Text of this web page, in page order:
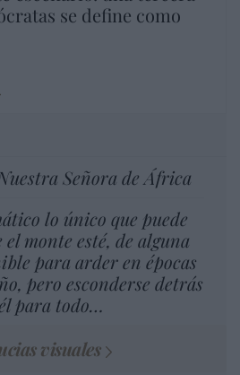
se define como
Señora de África
lo único que puede
el monte esté, de alguna
para arder en épocas
pero esconderse detrás
para todo…
visuales